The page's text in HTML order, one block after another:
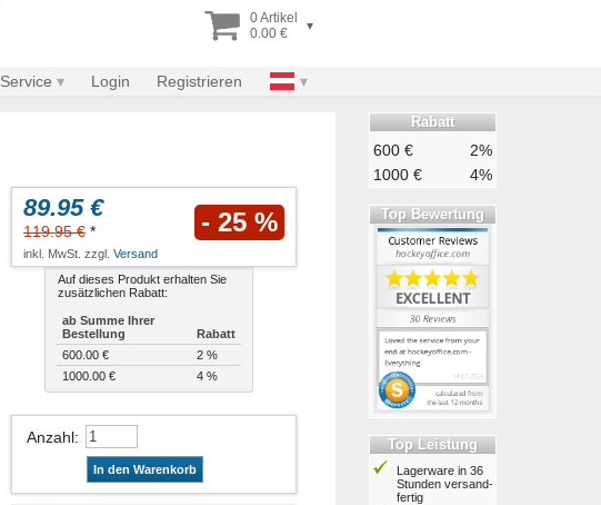
0 Artikel
0.00 €
▾
Service Login Registrieren
89.95 €
119.95 € * - 25 %
inkl. MwSt. zzgl. Versand
Auf dieses Produkt erhalten Sie
zusätzlichen Rabatt:
ab Summe Ihrer
Bestellung
Rabatt
600.00 €
2 %
1000.00 €
4 %
Anzahl:
In den Warenkorb
Rabatt
600 €
2%
1000 €
4%
Top Bewertung
Top Leistung
Lagerware in 36
Stunden ver­sand­
fertig